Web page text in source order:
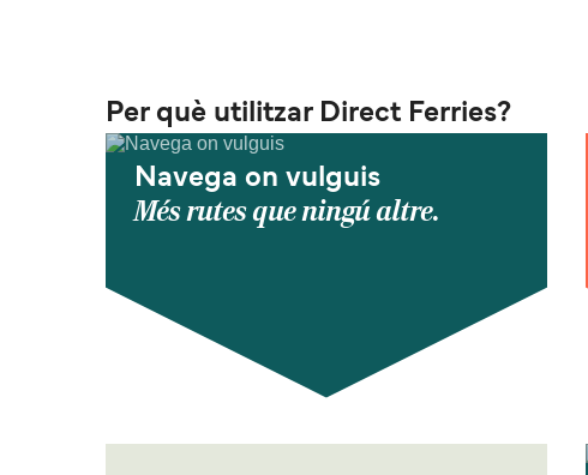
Per què utilitzar Direct Ferries?
Navega on vulguis
Més rutes que ningú altre.